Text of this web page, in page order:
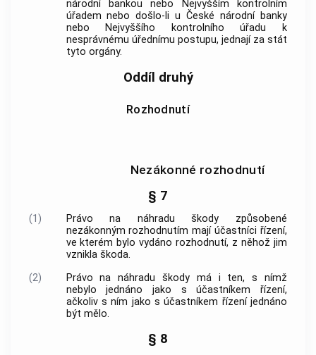
národní bankou nebo Nejvyšším kontrolním
úřadem nebo došlo-li u České národní banky
nebo Nejvyššího kontrolního úřadu k
nesprávnému úřednímu postupu, jednají za stát
tyto orgány.
Oddíl druhý
Rozhodnutí
Nezákonné rozhodnutí
§ 7
(1)
Právo na náhradu škody způsobené
nezákonným rozhodnutím mají účastníci řízení,
ve kterém bylo vydáno rozhodnutí, z něhož jim
vznikla škoda.
(2)
Právo na náhradu škody má i ten, s nímž
nebylo jednáno jako s účastníkem řízení,
ačkoliv s ním jako s účastníkem řízení jednáno
být mělo.
§ 8